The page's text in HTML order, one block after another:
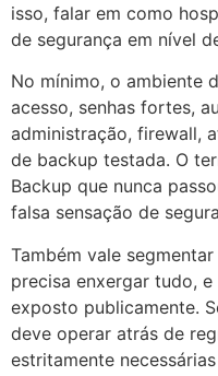
isso, falar em como
de segurança em nível
No mínimo, o ambiente
acesso, senhas fortes,
administração, firewall,
de backup testada. O
Backup que nunca
falsa sensação de
Também vale
precisa enxergar tudo,
exposto publicamente.
deve operar atrás de
estritamente